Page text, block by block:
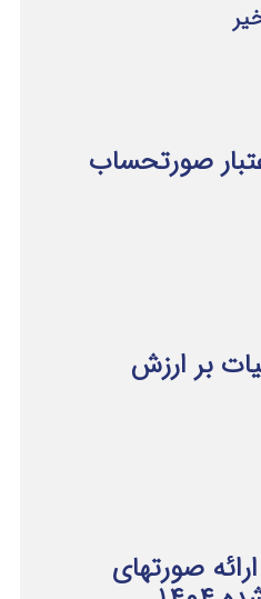
صورتحساب
بر ارزش
صورتهای